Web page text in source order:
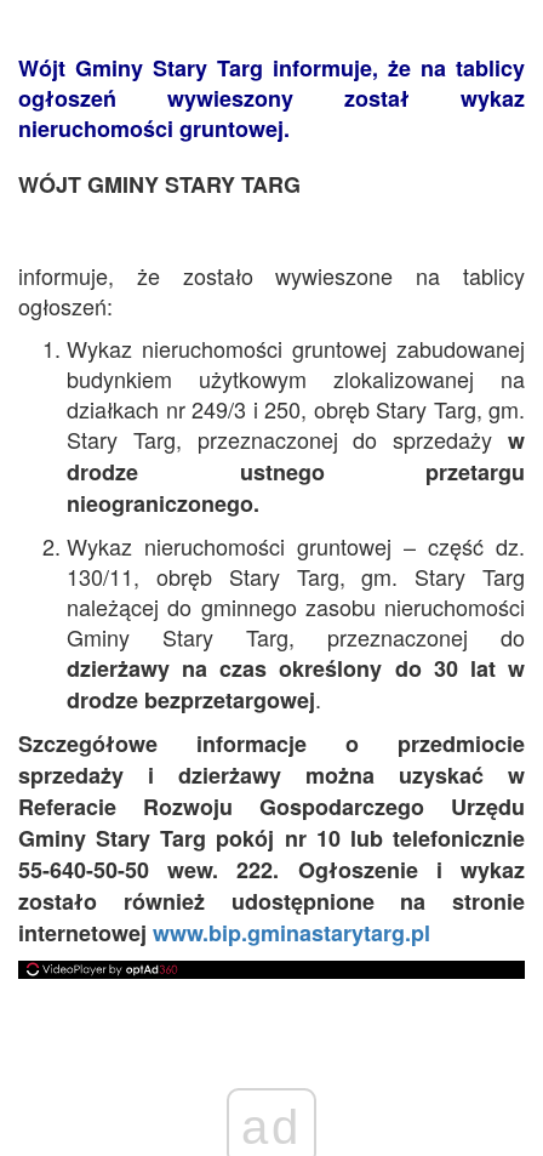
Wójt Gminy Stary Targ informuje, że na tablicy
ogłoszeń wywieszony został wykaz
nieruchomości gruntowej.
WÓJT GMINY STARY TARG
informuje, że zostało wywieszone na tablicy
ogłoszeń:
Wykaz nieruchomości gruntowej zabudowanej
budynkiem użytkowym zlokalizowanej na
działkach nr 249/3 i 250, obręb Stary Targ, gm.
Stary Targ, przeznaczonej do sprzedaży w
drodze ustnego przetargu
nieograniczonego.
Wykaz nieruchomości gruntowej – część dz.
130/11, obręb Stary Targ, gm. Stary Targ
należącej do gminnego zasobu nieruchomości
Gminy Stary Targ, przeznaczonej do
dzierżawy na czas określony do 30 lat w
drodze bezprzetargowej.
Szczegółowe informacje o przedmiocie
sprzedaży i dzierżawy można uzyskać w
Referacie Rozwoju Gospodarczego Urzędu
Gminy Stary Targ pokój nr 10 lub telefonicznie
55-640-50-50 wew. 222. Ogłoszenie i wykaz
zostało również udostępnione na stronie
internetowej www.bip.gminastarytarg.pl
ad